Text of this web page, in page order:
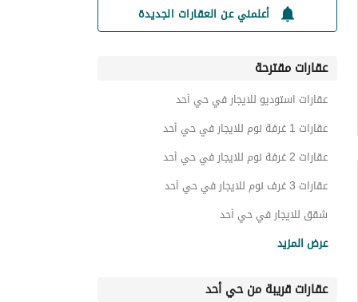
أعلمني عن العقارات الجديدة
عقارات مقترحة
عقارات استوديو للايجار في حي أحد
عقارات 1 غرفة نوم للايجار في حي أحد
عقارات 2 غرفة نوم للايجار في حي أحد
عقارات 3 غرف نوم للايجار في حي أحد
شقق للايجار في حي أحد
عرض المزيد
عقارات قريبة من حي أحد